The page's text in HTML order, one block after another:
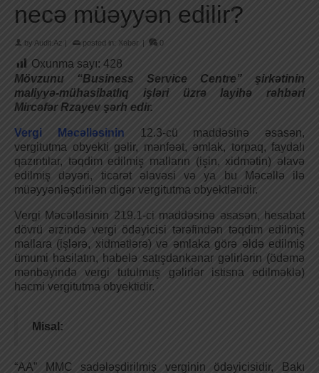
necə müəyyən edilir?
by Audit.Az | posted in: Xəbər | 0
Oxunma sayı: 428
Mövzunu “Business Service Centre” şirkətinin
maliyyə-mühasibatlıq işləri üzrə layihə rəhbəri
Mircəfər Rzayev şərh edir.
Vergi Məcəlləsinin
12.3-cü maddəsinə əsasən,
vergitutma obyekti gəlir, mənfəət, əmlak, torpaq, faydalı
qazıntılar, təqdim edilmiş malların (işin, xidmətin) əlavə
edilmiş dəyəri, ticarət əlavəsi və ya bu Məcəllə ilə
müəyyənləşdirilən digər vergitutma obyektləridir.
Vergi Məcəlləsinin 219.1-ci maddəsinə əsasən, hesabat
dövrü ərzində vergi ödəyicisi tərəfindən təqdim edilmiş
mallara (işlərə, xidmətlərə) və əmlaka görə əldə edilmiş
ümumi hasilatın, habelə satışdankənar gəlirlərin (ödəmə
mənbəyində vergi tutulmuş gəlirlər istisna edilməklə)
həcmi vergitutma obyektidir.
Misal:
“AA” MMC sadələşdirilmiş verginin ödəyicisidir, Bakı